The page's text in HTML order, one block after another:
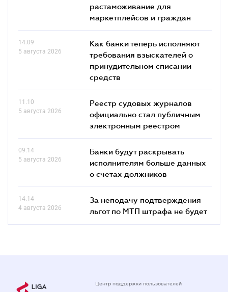
растаможивание для
маркетплейсов и граждан
14.09
5 августа 2026
Как банки теперь исполняют
требования взыскателей о
принудительном списании
средств
11.10
5 августа 2026
Реестр судовых журналов
официально стал публичным
электронным реестром
09.14
5 августа 2026
Банки будут раскрывать
исполнителям больше данных
о счетах должников
14.14
4 августа 2026
За неподачу подтверждения
льгот по МТП штрафа не будет
Центр поддержки пользователей